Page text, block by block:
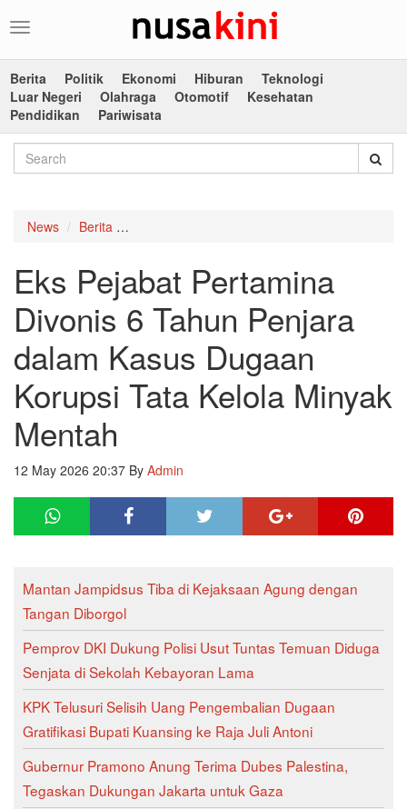
Toggle
Berita
Politik Ekonomi Hiburan
Teknologi
Luar Negeri
Olahraga Otomotif
Kesehatan
Pendidikan
Pariwisata
News Berita
Eks Pejabat Pertamina
Divonis 6 Tahun Penjara
dalam Kasus Dugaan
Korupsi Tata Kelola Minyak
Mentah
12 May 2026 20:37 By Admin
Mantan Jampidsus Tiba di Kejaksaan Agung dengan
Tangan Diborgol
Pemprov DKI Dukung Polisi Usut Tuntas Temuan Diduga
Senjata di Sekolah Kebayoran Lama
KPK Telusuri Selisih Uang Pengembalian Dugaan
Gratifikasi Bupati Kuansing ke Raja Juli Antoni
Gubernur Pramono Anung Terima Dubes Palestina,
Tegaskan Dukungan Jakarta untuk Gaza